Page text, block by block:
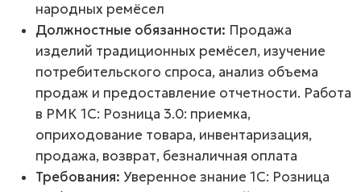
народных ремёсел
Должностные обязанности: Продажа
изделий традиционных ремёсел, изучение
потребительского спроса, анализ объема
продаж и предоставление отчетности. Работа
в РМК 1С: Розница 3.0: приемка,
оприходование товара, инвентаризация,
продажа, возврат, безналичная оплата
Требования: Уверенное знание 1С: Розница